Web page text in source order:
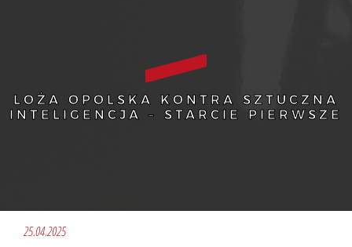
LOŻA OPOLSKA KONTRA SZTUCZNA
INTELIGENCJA – STARCIE PIERWSZE
25.04.2025